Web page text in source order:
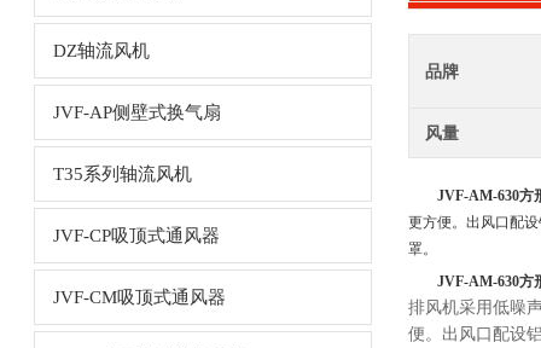
DZ轴流风机
JVF-AP侧壁式换气扇
T35系列轴流风机
JVF-CP吸顶式通风器
JVF-CM吸顶式通风器
品牌
风量
JVF-AM-630方
更方便。出风口配
罩。
JVF-AM-630方
排风机采用低噪
便。出风口配设